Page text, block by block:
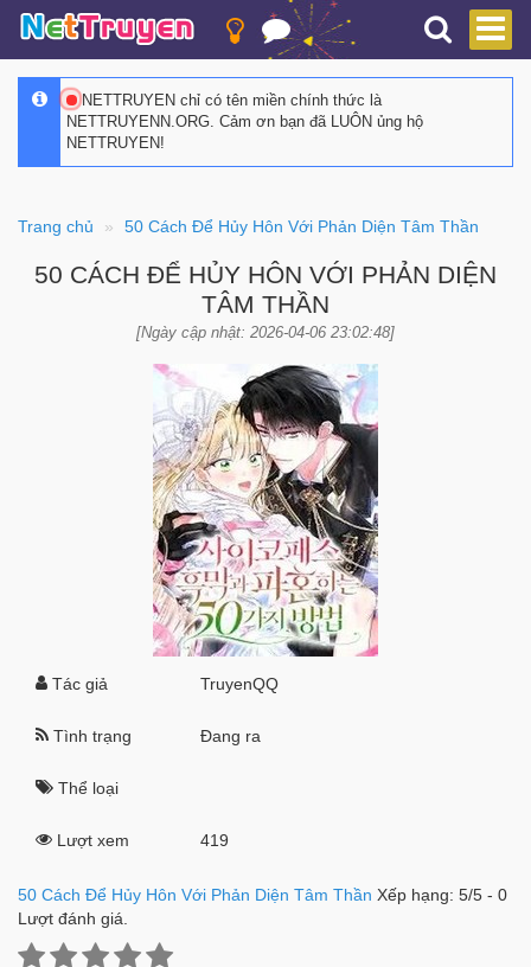
NETTRUYEN chỉ có tên miền chính thức là
NETTRUYENN.ORG. Cảm ơn bạn đã LUÔN ủng hộ
NETTRUYEN!
Trang chủ 50 Cách Để Hủy Hôn Với Phản Diện Tâm Thần
50 CÁCH ĐỂ HỦY HÔN VỚI PHẢN DIỆN
TÂM THẦN
[Ngày cập nhật: 2026-04-06 23:02:48]
Tác giả TruyenQQ
Tình trạng Đang ra
Thể loại
Lượt xem 419
50 Cách Để Hủy Hôn Với Phản Diện Tâm Thần Xếp hạng: 5/5 - 0
Lượt đánh giá.